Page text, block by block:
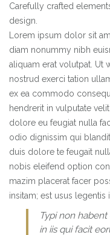
Carefully crafted
design.
Lorem ipsum dolor sit
diam nonummy nibh
aliquam erat volutpat. Ut
nostrud exerci tation
ex ea commodo
hendrerit in vulputate
dolore eu feugiat nulla
odio dignissim qui
duis dolore te feugait
nobis eleifend option
mazim placerat facer
insitam; est usus legentis
Typi non
in iis qui facit